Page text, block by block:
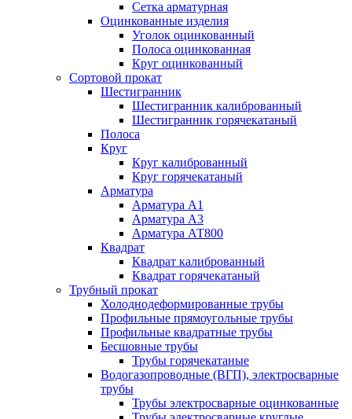
Сетка арматурная
Оцинкованные изделия
Уголок оцинкованный
Полоса оцинкованная
Круг оцинкованный
Сортовой прокат
Шестигранник
Шестигранник калиброванный
Шестигранник горячекатаный
Полоса
Круг
Круг калиброванный
Круг горячекатаный
Арматура
Арматура А1
Арматура А3
Арматура АТ800
Квадрат
Квадрат калиброванный
Квадрат горячекатаный
Трубный прокат
Холоднодеформированные трубы
Профильные прямоугольные трубы
Профильные квадратные трубы
Бесшовные трубы
Трубы горячекатаные
Водогазопроводные (ВГП), электросварные
трубы
Трубы электросварные оцинкованные